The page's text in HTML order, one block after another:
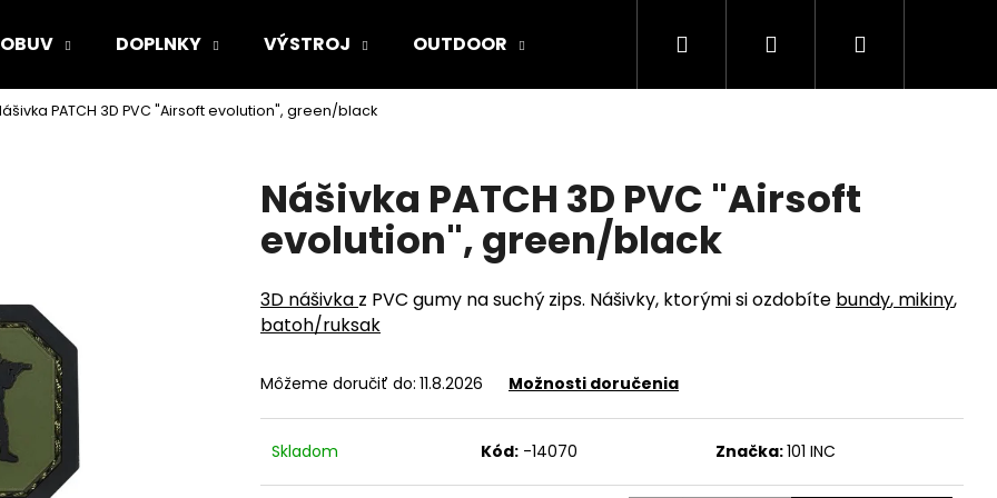
OBUV DOPLNKY VÝSTROJ OUTDOOR ARMY ORIGINAL Kamenná predajňa
Hľadať PrihlásenieNákupný
PATCH 3D PVC "Airsoft evolution", green/black
Nášivka PATCH 3D PVC "Airsoft
evolution", green/black
3D nášivka z PVC gumy na suchý zips. Nášivky, ktorými si ozdobíte bundy, mikiny,
batoh/ruksak
Môžeme doručiť do: 11.8.2026 Možnosti doručenia
Skladom Kód: -14070 Značka:101 INC
Čo potrebujete nájsť?
HĽADAŤ